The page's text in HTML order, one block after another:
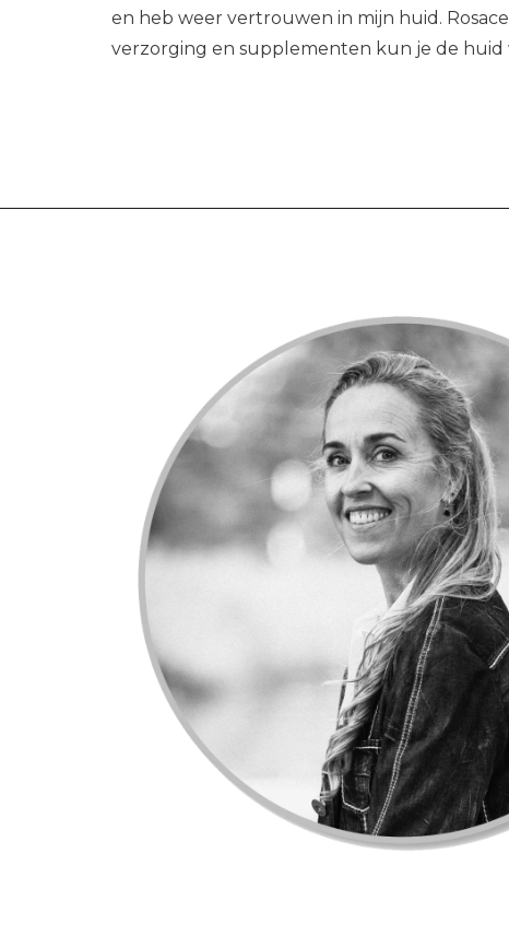
en heb weer vertrouwen in mijn huid.
verzorging en supplementen kun je de huid